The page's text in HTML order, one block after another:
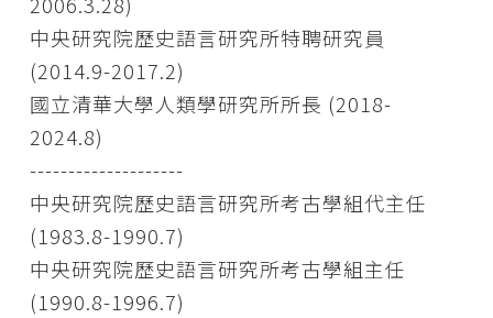
中央研究院歷史語言研究所特聘研究員
(2014.9-2017.2)
國立清華大學人類學研究所所長 (2018-
2024.8)
--------------------
中央研究院歷史語言研究所考古學組代主任
(1983.8-1990.7)
中央研究院歷史語言研究所考古學組主任
(1990.8-1996.7)